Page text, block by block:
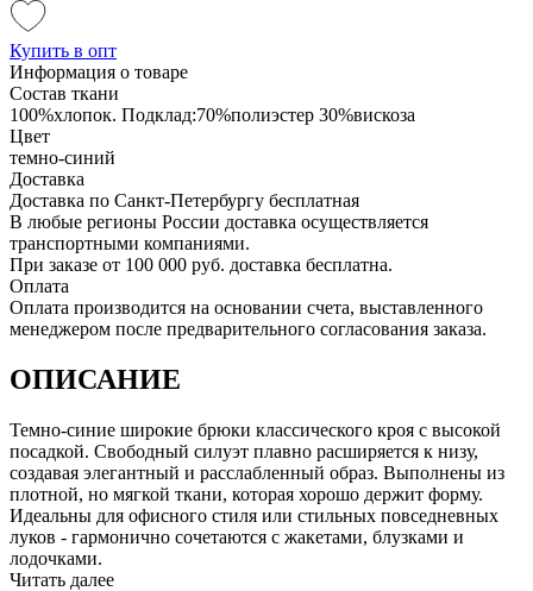
Купить в опт
Информация о товаре
Состав ткани
100%хлопок. Подклад:70%полиэстер 30%вискоза
Цвет
темно-синий
Доставка
Доставка по Санкт-Петербургу бесплатная
В любые регионы России доставка осуществляется
транспортными компаниями.
При заказе от 100 000 руб. доставка бесплатна.
Оплата
Оплата производится на основании счета, выставленного
менеджером после предварительного согласования заказа.
ОПИСАНИЕ
Темно-синие широкие брюки классического кроя с высокой
посадкой. Свободный силуэт плавно расширяется к низу,
создавая элегантный и расслабленный образ. Выполнены из
плотной, но мягкой ткани, которая хорошо держит форму.
Идеальны для офисного стиля или стильных повседневных
луков - гармонично сочетаются с жакетами, блузками и
лодочками.
Читать далее